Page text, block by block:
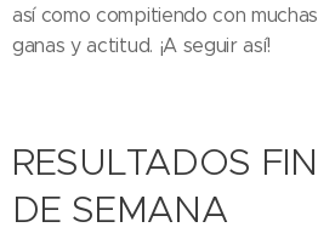
así como compitiendo con muchas
ganas y actitud. ¡A seguir así!👏🏻👏🏻
RESULTADOS FIN
DE SEMANA